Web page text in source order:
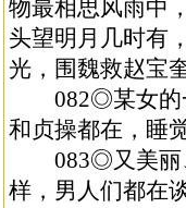
物最相思风雨中
头望明月几时有
光，围魏救赵宝
082◎某女的一
和贞操都在，睡
083◎又美丽、
样，男人们都在